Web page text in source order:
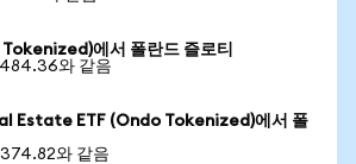
에서 폴란드 즐로티
484.36와 같음
Estate ETF (Ondo Tokenized)에서 폴
와 같음